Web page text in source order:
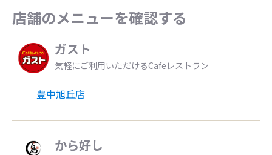
店舗のメニューを確認する
ガスト
気軽にご利用いただけるCafeレストラン
豊中旭丘店
から好し